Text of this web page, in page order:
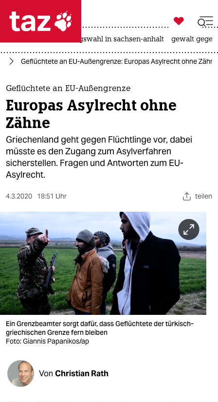
 taz zahl ich
taz zahl ich
themen
politik
öko
gesellschaft
kultur
sport
berlin
nord
wahrheit
verlag
verlag
veranstaltungen
shop
fragen & hilfe
unterstützen

taz zahl ich
landtagswahl in sachsen-anhalt gewalt
Geflüchtete an EU-Außengrenze: Europas Asylrecht ohne Zähne
Geflüchtete an EU-Außengrenze
Europas Asylrecht ohne
Zähne
Griechenland geht gegen Flüchtlinge vor, dabei
müsste es den Zugang zum Asylverfahren
sicherstellen. Fragen und Antworten zum EU-
Asylrecht.
4.3.2020 18:51 Uhr teilen
Ein Grenzbeamter sorgt dafür, dass Geflüchtete der türkisch-
griechischen Grenze fern bleiben
Foto: Giannis Papanikos/ap
Von Christian Rath